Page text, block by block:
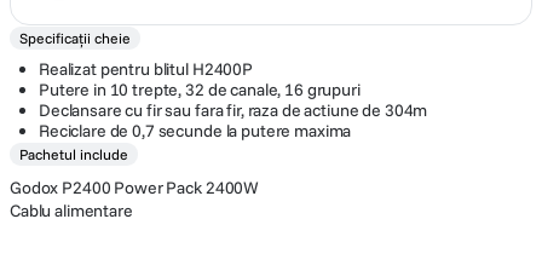
Specificații cheie
Realizat pentru blitul H2400P
Putere in 10 trepte, 32 de canale, 16 grupuri
Declansare cu fir sau fara fir, raza de actiune de 304m
Reciclare de 0,7 secunde la putere maxima
Pachetul include
Godox P2400 Power Pack 2400W
Cablu alimentare